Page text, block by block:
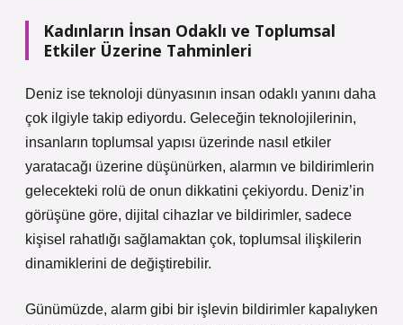
Kadınların İnsan Odaklı ve Toplumsal
Etkiler Üzerine Tahminleri
Deniz ise teknoloji dünyasının insan odaklı yanını daha
çok ilgiyle takip ediyordu. Geleceğin teknolojilerinin,
insanların toplumsal yapısı üzerinde nasıl etkiler
yaratacağı üzerine düşünürken, alarmın ve bildirimlerin
gelecekteki rolü de onun dikkatini çekiyordu. Deniz’in
görüşüne göre, dijital cihazlar ve bildirimler, sadece
kişisel rahatlığı sağlamaktan çok, toplumsal ilişkilerin
dinamiklerini de değiştirebilir.
Günümüzde, alarm gibi bir işlevin bildirimler kapalıyken